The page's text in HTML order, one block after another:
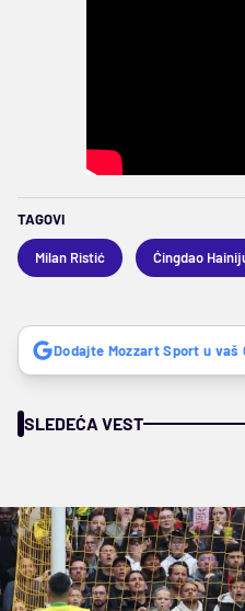
TAGOVI
Milan Ristić Ćingdao
Dodajte Mozzart Sport u vaš
SLEDEĆA VEST